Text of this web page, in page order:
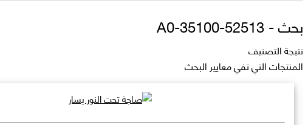
بحث -52513-35100-A0
نتيجة التصنيف
المنتجات التي تفي معايير البحث